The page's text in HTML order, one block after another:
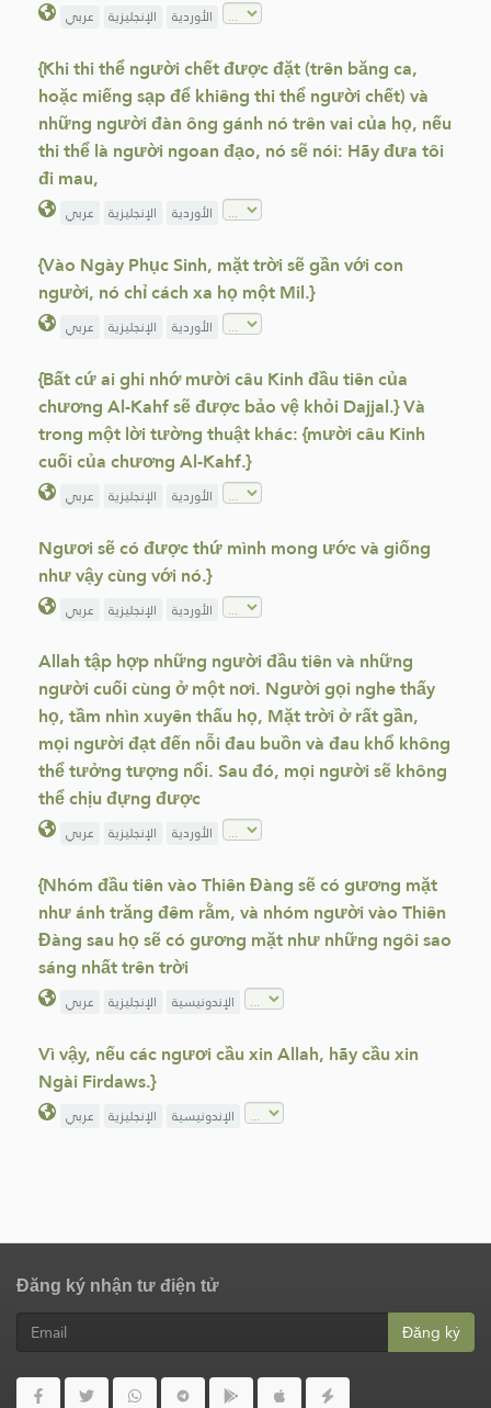
عربي الإنجليزية الأوردية
{Khi thi thể người chết được đặt (trên băng ca,
hoặc miếng sạp để khiêng thi thể người chết) và
những người đàn ông gánh nó trên vai của họ, nếu
thi thể là người ngoan đạo, nó sẽ nói: Hãy đưa tôi
đi mau,
عربي الإنجليزية الأوردية
{Vào Ngày Phục Sinh, mặt trời sẽ gần với con
người, nó chỉ cách xa họ một Mil.}
عربي الإنجليزية الأوردية
{Bất cứ ai ghi nhớ mười câu Kinh đầu tiên của
chương Al-Kahf sẽ được bảo vệ khỏi Dajjal.} Và
trong một lời tường thuật khác: {mười câu Kinh
cuối của chương Al-Kahf.}
عربي الإنجليزية الأوردية
Ngươi sẽ có được thứ mình mong ước và giống
như vậy cùng với nó.}
عربي الإنجليزية الأوردية
Allah tập hợp những người đầu tiên và những
người cuối cùng ở một nơi. Người gọi nghe thấy
họ, tầm nhìn xuyên thấu họ, Mặt trời ở rất gần,
mọi người đạt đến nỗi đau buồn và đau khổ không
thể tưởng tượng nổi. Sau đó, mọi người sẽ không
thể chịu đựng được
عربي الإنجليزية الأوردية
{Nhóm đầu tiên vào Thiên Đàng sẽ có gương mặt
như ánh trăng đêm rằm, và nhóm người vào Thiên
Đàng sau họ sẽ có gương mặt như những ngôi sao
sáng nhất trên trời
عربي الإنجليزية الإندونيسية
Vì vậy, nếu các ngươi cầu xin Allah, hãy cầu xin
Ngài Firdaws.}
عربي الإنجليزية الإندونيسية
Đăng ký nhận tư điện tử
Đăng ký